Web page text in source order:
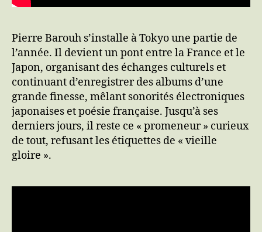
Pierre Barouh s’installe à Tokyo une partie de
l’année. Il devient un pont entre la France et le
Japon, organisant des échanges culturels et
continuant d’enregistrer des albums d’une
grande finesse, mêlant sonorités électroniques
japonaises et poésie française. Jusqu’à ses
derniers jours, il reste ce « promeneur » curieux
de tout, refusant les étiquettes de « vieille
gloire ».